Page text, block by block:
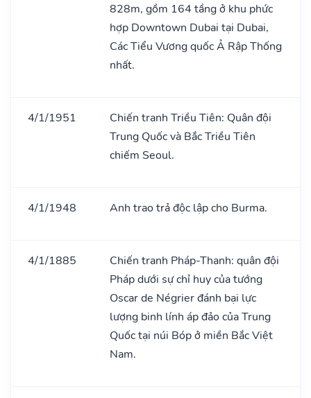
828m, gồm 164 tầng ở khu phức
hợp Downtown Dubai tại Dubai,
Các Tiểu Vương quốc Ả Rập Thống
nhất.
4/1/1951
Chiến tranh Triều Tiên: Quân đội
Trung Quốc và Bắc Triều Tiên
chiếm Seoul.
4/1/1948 Anh trao trả độc lập cho Burma.
4/1/1885
Chiến tranh Pháp-Thanh: quân đội
Pháp dưới sự chỉ huy của tướng
Oscar de Négrier đánh bại lực
lượng binh lính áp đảo của Trung
Quốc tại núi Bóp ở miền Bắc Việt
Nam.